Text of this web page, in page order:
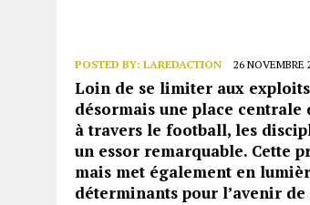
POSTED BY: LAREDACTION 26 NOVEMBRE
Loin de se limiter aux
désormais une place
à travers le football, les
un essor remarquable. Cette
mais met également en
déterminants pour l’avenir de